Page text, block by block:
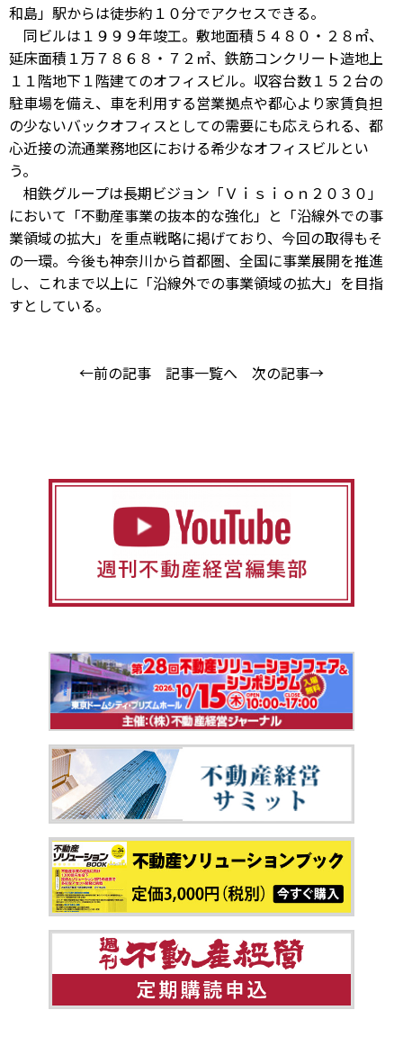
和島」駅からは徒歩約１０分でアクセスできる。
同ビルは１９９９年竣工。敷地面積５４８０・２８㎡、
延床面積１万７８６８・７２㎡、鉄筋コンクリート造地上
１１階地下１階建てのオフィスビル。収容台数１５２台の
駐車場を備え、車を利用する営業拠点や都心より家賃負担
の少ないバックオフィスとしての需要にも応えられる、都
心近接の流通業務地区における希少なオフィスビルとい
う。
相鉄グループは長期ビジョン「Ｖｉｓｉｏｎ２０３０」
において「不動産事業の抜本的な強化」と「沿線外での事
業領域の拡大」を重点戦略に掲げており、今回の取得もそ
の一環。今後も神奈川から首都圏、全国に事業展開を推進
し、これまで以上に「沿線外での事業領域の拡大」を目指
すとしている。
←前の記事 記事一覧へ 次の記事→